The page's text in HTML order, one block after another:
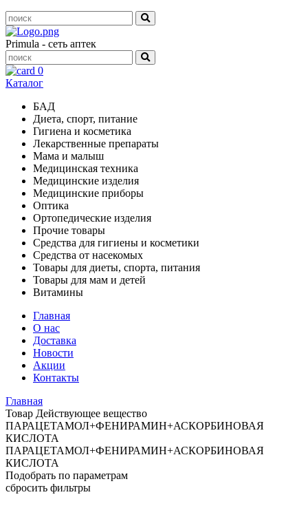
Primula - сеть аптек
0
Каталог
БАД
Диета, спорт, питание
Гигиена и косметика
Лекарственные препараты
Мама и малыш
Медицинская техника
Медицинские изделия
Медицинские приборы
Оптика
Ортопедические изделия
Прочие товары
Средства для гигиены и косметики
Средства от насекомых
Товары для диеты, спорта, питания
Товары для мам и детей
Витамины
Главная
О нас
Доставка
Новости
Акции
Контакты
Главная
Товар Действующее вещество
ПАРАЦЕТАМОЛ+ФЕНИРАМИН+АСКОРБИНОВАЯ
КИСЛОТА
ПАРАЦЕТАМОЛ+ФЕНИРАМИН+АСКОРБИНОВАЯ
КИСЛОТА
Подобрать по параметрам
сбросить фильтры